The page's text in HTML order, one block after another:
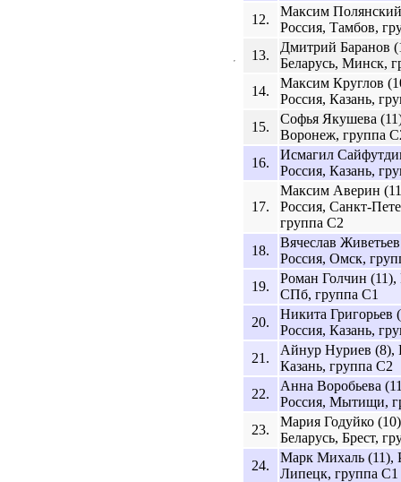
12.
Максим
Россия, Тамбов,
13.
Дмитрий Баранов
Беларусь, Минск,
14.
Максим Круглов
Россия, Казань,
15.
Софья Якушева
Воронеж, группа
16.
Исмагил
Россия, Казань,
17.
Максим Аверин
Россия, Санкт-
группа C2
18.
Вячеслав
Россия, Омск,
19.
Роман Голчин (11),
СПб, группа C1
20.
Никита Григорьев
Россия, Казань,
21.
Айнур Нуриев (8),
Казань, группа C2
22.
Анна Воробьева
Россия, Мытищи,
23.
Мария Годуйко
Беларусь, Брест,
24.
Марк Михаль (11),
Липецк, группа C1